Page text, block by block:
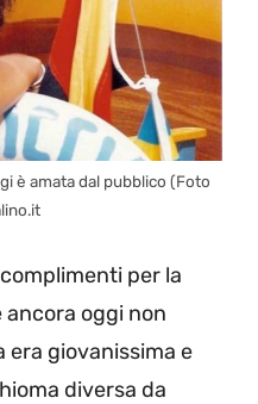
è amata dal pubblico (Foto
per la
ancora oggi non
era giovanissima e
diversa da